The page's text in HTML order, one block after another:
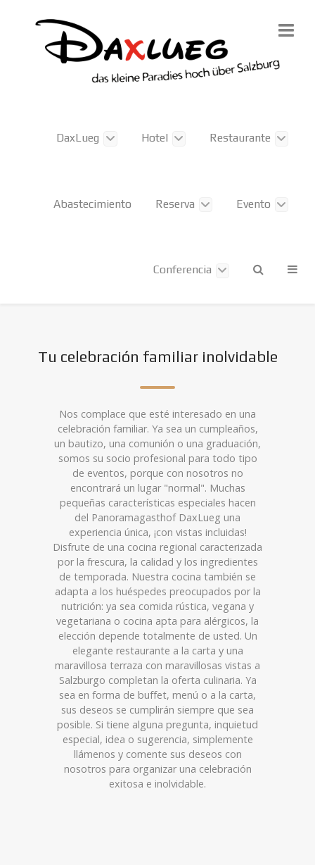
DaxLueg Hotel Restaurante
Abastecimiento Reserva Evento
Conferencia
Tu celebración familiar inolvidable
Nos complace que esté interesado en una
celebración familiar. Ya sea un cumpleaños,
un bautizo, una comunión o una graduación,
somos su socio profesional para todo tipo
de eventos, porque con nosotros no
encontrará un lugar "normal". Muchas
pequeñas características especiales hacen
del Panoramagasthof DaxLueg una
experiencia única, ¡con vistas incluidas!
Disfrute de una cocina regional caracterizada
por la frescura, la calidad y los ingredientes
de temporada. Nuestra cocina también se
adapta a los huéspedes preocupados por la
nutrición: ya sea comida rústica, vegana y
vegetariana o cocina apta para alérgicos, la
elección depende totalmente de usted. Un
elegante restaurante a la carta y una
maravillosa terraza con maravillosas vistas a
Salzburgo completan la oferta culinaria. Ya
sea en forma de buffet, menú o a la carta,
sus deseos se cumplirán siempre que sea
posible. Si tiene alguna pregunta, inquietud
especial, idea o sugerencia, simplemente
llámenos y comente sus deseos con
nosotros para organizar una celebración
exitosa e inolvidable.